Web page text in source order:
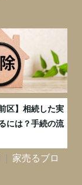
区】相続した実
には？手続の流
家売るブロ